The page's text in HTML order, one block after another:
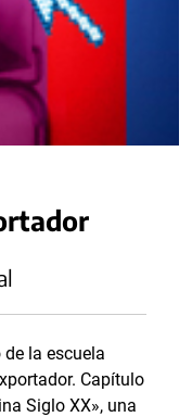
la escuela
Capítulo
Siglo XX», una